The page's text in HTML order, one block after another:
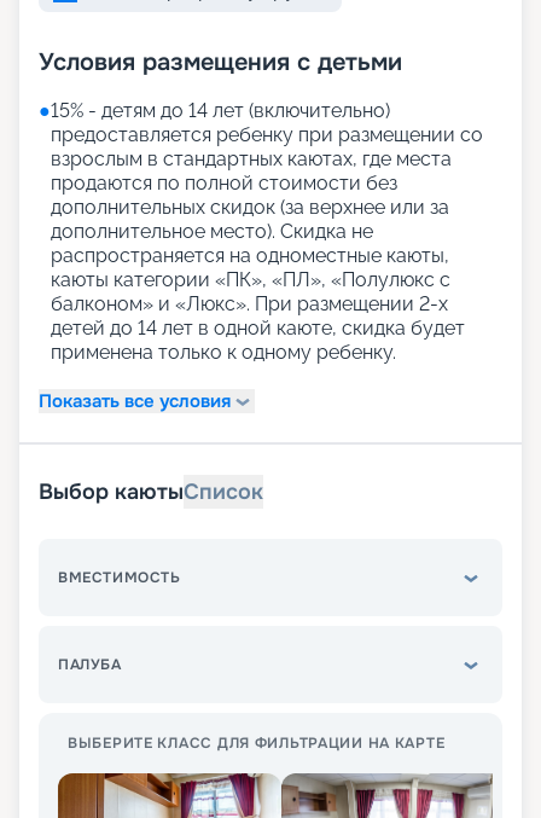
Условия размещения с детьми
●15% - детям до 14 лет (включительно)
предоставляется ребенку при размещении со
взрослым в стандартных каютах, где места
продаются по полной стоимости без
дополнительных скидок (за верхнее или за
дополнительное место). Скидка не
распространяется на одноместные каюты,
каюты категории «ПК», «ПЛ», «Полулюкс с
балконом» и «Люкс». При размещении 2-х
детей до 14 лет в одной каюте, скидка будет
применена только к одному ребенку.
Показать все условия
Выбор каютыСписок
ВМЕСТИМОСТЬ
ПАЛУБА
ВЫБЕРИТЕ КЛАСС ДЛЯ ФИЛЬТРАЦИИ НА КАРТЕ